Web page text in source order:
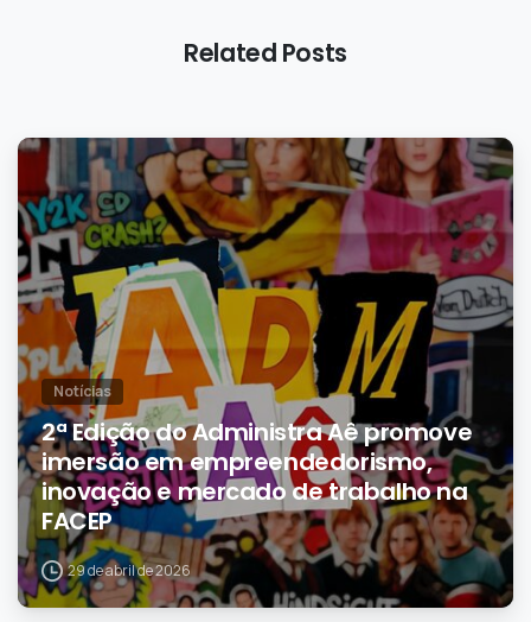
Related Posts
0
Notícias
2ª Edição do Administra Aê promove
imersão em empreendedorismo,
inovação e mercado de trabalho na
FACEP
29 de abril de 2026